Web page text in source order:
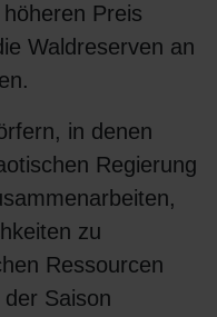
Preis
Waldreserven an
in denen
Regierung
zu
Ressourcen
Saison